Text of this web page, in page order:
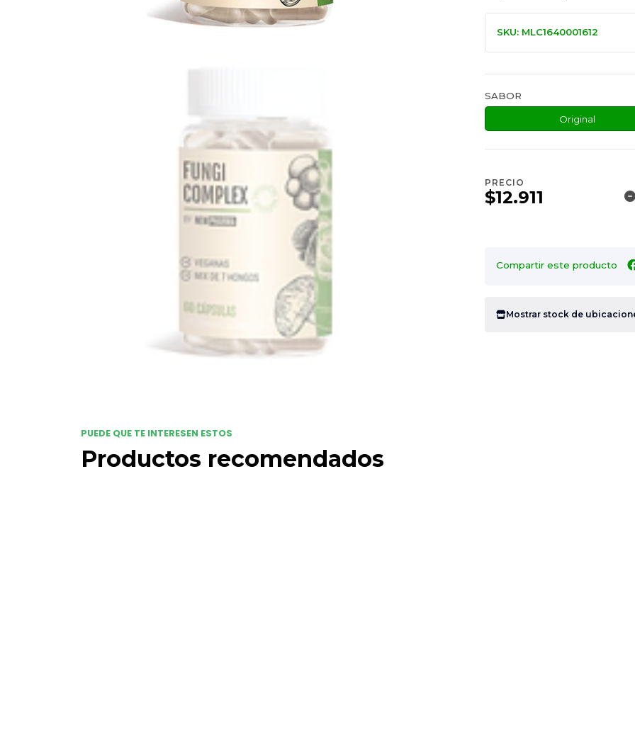
SKU: MLC1640001612
SABOR
Original
PRECIO
$12.911
Compartir este producto
Mostrar stock de
PUEDE QUE TE INTERESEN ESTOS
Productos recomendados